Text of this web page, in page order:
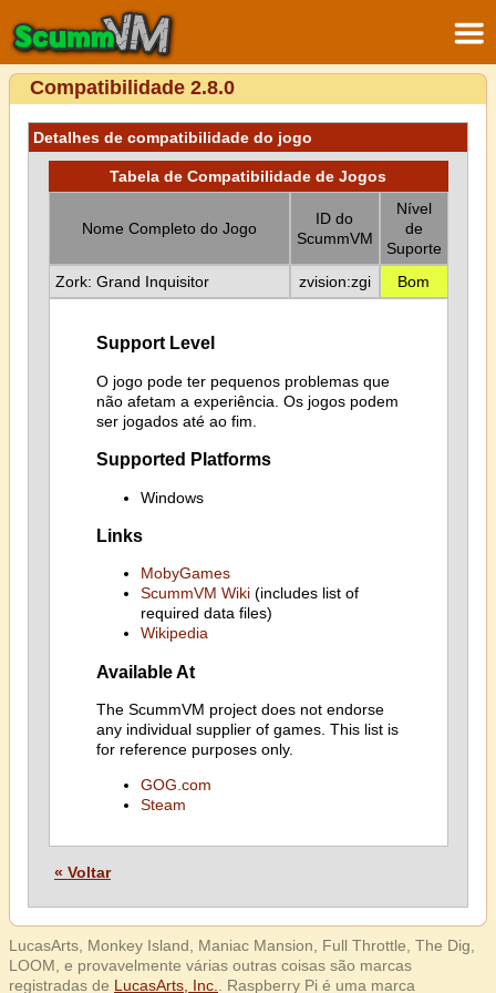
Compatibilidade 2.8.0
Detalhes de compatibilidade do jogo
Tabela de Compatibilidade de Jogos
Nome Completo do Jogo
ID do
ScummVM
Nível
de
Suporte
Zork: Grand Inquisitor
zvision:zgi Bom
Support Level
O jogo pode ter pequenos problemas que
não afetam a experiência. Os jogos podem
ser jogados até ao fim.
Supported Platforms
Windows
Links
MobyGames
ScummVM Wiki(includes list of
required data files)
Wikipedia
Available At
The ScummVM project does not endorse
any individual supplier of games. This list is
for reference purposes only.
GOG.com
Steam
« Voltar
LucasArts, Monkey Island, Maniac Mansion, Full Throttle, The Dig,
LOOM, e provavelmente várias outras coisas são marcas
registradas de LucasArts, Inc. . Raspberry Pi é uma marca